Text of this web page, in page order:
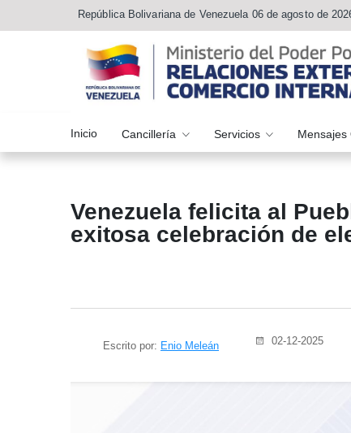
República Bolivariana de Venezuela 06 de agosto de
Inicio Cancillería Servicios Mensajes
Venezuela felicita al
exitosa celebración de
Escrito por: Enio Meleán 02-12-2025